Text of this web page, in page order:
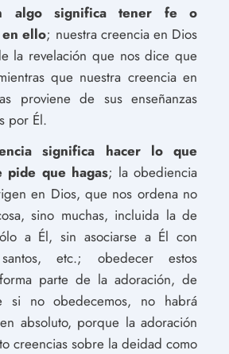
algo significa tener fe o
ello; nuestra creencia en Dios
la revelación que nos dice que
que nuestra creencia en
proviene de sus enseñanzas
por Él.
significa hacer lo que
pide que hagas; la obediencia
en Dios, que nos ordena no
sino muchas, incluida la de
a Él, sin asociarse a Él con
etc.; obedecer estos
parte de la adoración, de
si no obedecemos, no habrá
absoluto, porque la adoración
creencias sobre la deidad como